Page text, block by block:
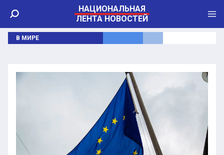
НАЦИОНАЛЬНАЯ
ЛЕНТА НОВОСТЕЙ
В МИРЕ